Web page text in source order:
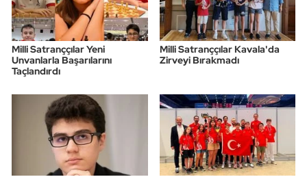
Milli Satranççılar Yeni
Unvanlarla Başarılarını
Taçlandırdı
Milli Satranççılar Kavala'da
Zirveyi Bırakmadı